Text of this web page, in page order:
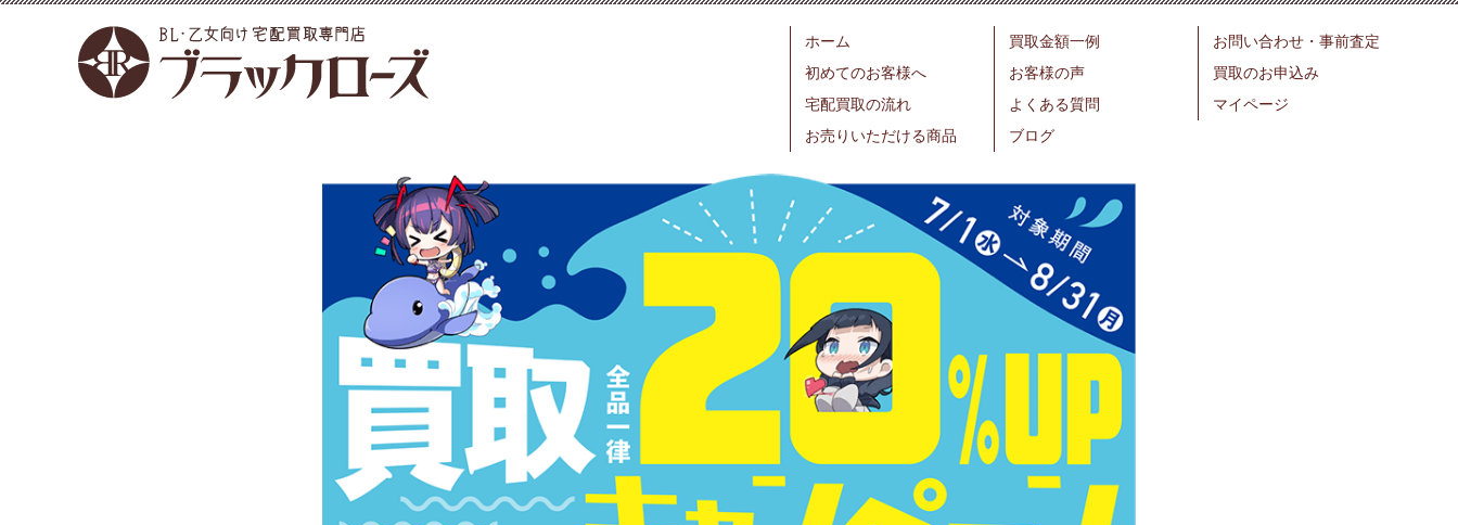
ホーム
初めてのお客様へ
宅配買取の流れ
お売りいただける商品
買取金額一例
お客様の声
よくある質問
ブログ
お問い合わせ・事前査定
買取のお申込み
マイページ